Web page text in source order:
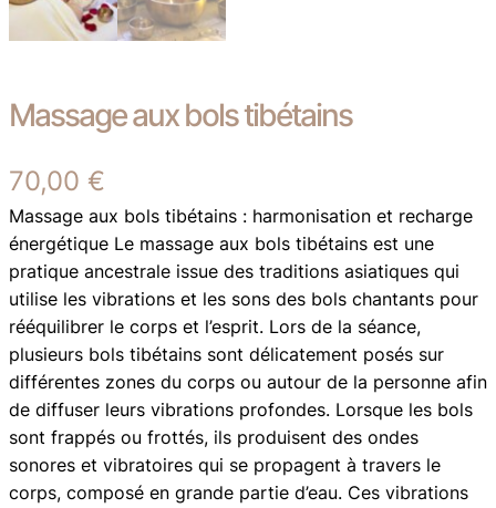
Massage aux bols tibétains
70,00 €
Massage aux bols tibétains : harmonisation et recharge
énergétique Le massage aux bols tibétains est une
pratique ancestrale issue des traditions asiatiques qui
utilise les vibrations et les sons des bols chantants pour
rééquilibrer le corps et l’esprit. Lors de la séance,
plusieurs bols tibétains sont délicatement posés sur
différentes zones du corps ou autour de la personne afin
de diffuser leurs vibrations profondes. Lorsque les bols
sont frappés ou frottés, ils produisent des ondes
sonores et vibratoires qui se propagent à travers le
corps, composé en grande partie d’eau. Ces vibrations